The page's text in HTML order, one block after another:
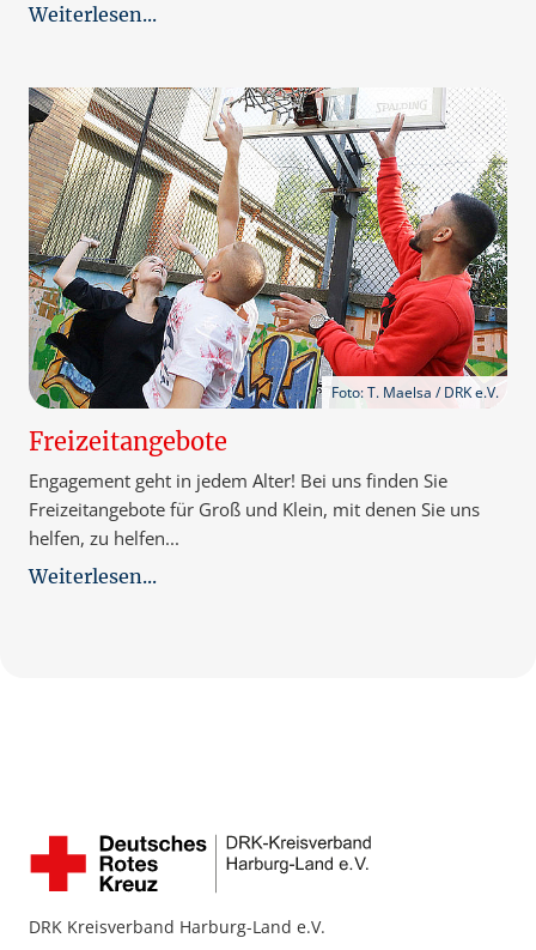
Weiterlesen...
Foto: T. Maelsa / DRK e.V.
Freizeitangebote
Engagement geht in jedem Alter! Bei uns finden Sie
Freizeitangebote für Groß und Klein, mit denen Sie uns
helfen, zu helfen...
Weiterlesen...
DRK Kreisverband Harburg-Land e.V.